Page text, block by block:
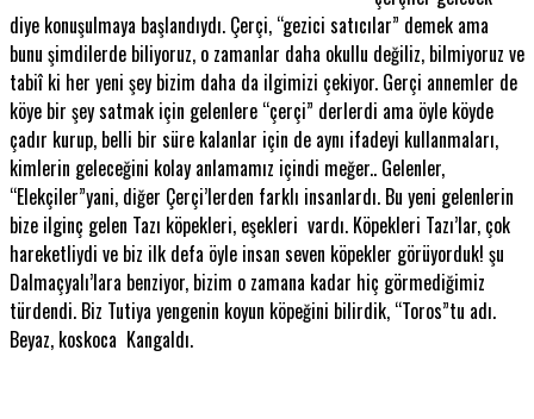
diye konuşulmaya başlandıydı. Çerçi, “gezici satıcılar” demek ama
bunu şimdilerde biliyoruz, o zamanlar daha okullu değiliz, bilmiyoruz ve
tabiî ki her yeni şey bizim daha da ilgimizi çekiyor. Gerçi annemler de
köye bir şey satmak için gelenlere “çerçi” derlerdi ama öyle köyde
çadır kurup, belli bir süre kalanlar için de aynı ifadeyi kullanmaları,
kimlerin geleceğini kolay anlamamız içindi meğer.. Gelenler,
“Elekçiler”yani, diğer Çerçi’lerden farklı insanlardı. Bu yeni gelenlerin
bize ilginç gelen Tazı köpekleri, eşekleri vardı. Köpekleri Tazı’lar, çok
hareketliydi ve biz ilk defa öyle insan seven köpekler görüyorduk! şu
Dalmaçyalı’lara benziyor, bizim o zamana kadar hiç görmediğimiz
türdendi. Biz Tutiya yengenin koyun köpeğini bilirdik, “Toros”tu adı.
Beyaz, koskoca Kangaldı.